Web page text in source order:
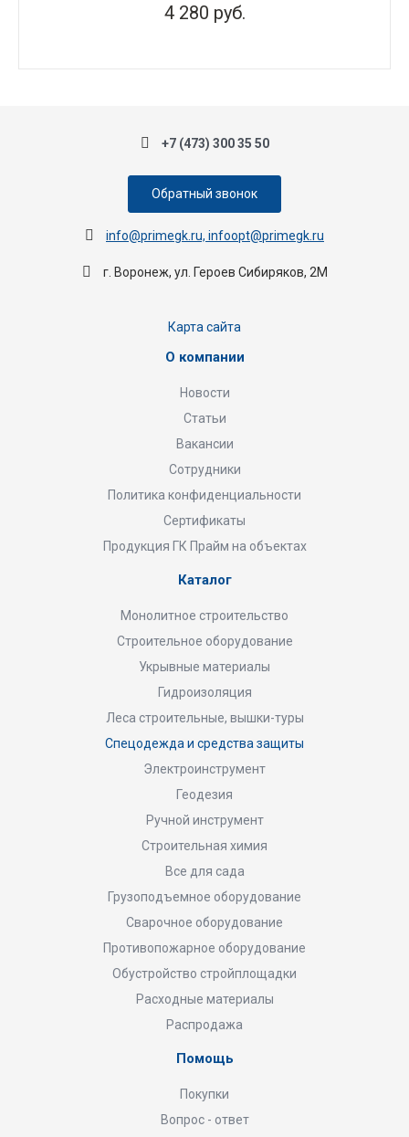
4 280 руб.
+7 (473) 300 35 50
Обратный звонок
info@primegk.ru, infoopt@primegk.ru
г. Воронеж, ул. Героев Сибиряков, 2М
Карта сайта
О компании
Новости
Статьи
Вакансии
Сотрудники
Политика конфиденциальности
Сертификаты
Продукция ГК Прайм на объектах
Каталог
Монолитное строительство
Строительное оборудование
Укрывные материалы
Гидроизоляция
Леса строительные, вышки-туры
Спецодежда и средства защиты
Электроинструмент
Геодезия
Ручной инструмент
Строительная химия
Все для сада
Грузоподъемное оборудование
Сварочное оборудование
Противопожарное оборудование
Обустройство стройплощадки
Расходные материалы
Распродажа
Помощь
Покупки
Вопрос - ответ